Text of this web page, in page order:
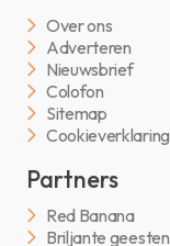
Over ons
Adverteren
Nieuwsbrief
Colofon
Sitemap
Cookieverklaring
Partners
Red Banana
Briljante geesten